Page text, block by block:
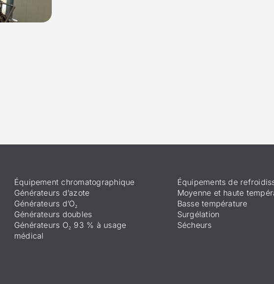
Équipement chromatographique
Générateurs d’azote
Générateurs d’O₂
Générateurs doubles
Générateurs O₂ 93 % à usage
médical
Équipements de
Moyenne et haute
Basse température
Surgélation
Sécheurs